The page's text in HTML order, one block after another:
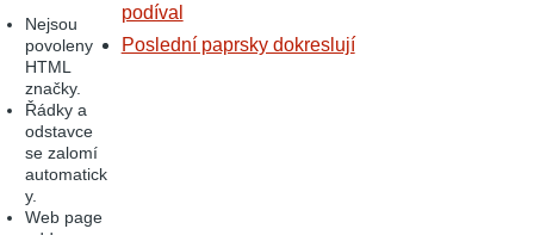
Nejsou
povoleny
HTML
značky.
Řádky a
odstavce
se zalomí
automatick
y.
Web page
podíval
Poslední paprsky dokreslují